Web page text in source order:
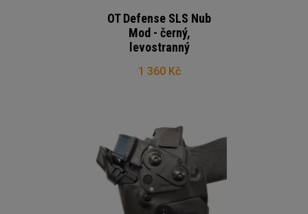
OT Defense SLS Nub
Mod - černý,
levostranný
1 360 Kč